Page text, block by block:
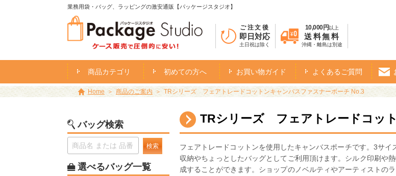
業務用袋・バッグ、ラッピングの激安通販【パッケージスタジオ】
ご注文後
即日対応
土日祝は除く
10,000円 以上
送料無料
沖縄・離島は別途
商品カテゴリ 初めての方へ お買い物ガイド よくあるご質問
Home 商品のご案内 TRシリーズ フェアトレードコットンキャンバスファスナーポーチ No.3
TRシリーズ フェアトレードコッ
フェアトレードコットンを使用したキャンバスポーチです。3サ
収納やちょっとしたバッグとしてご利用頂けます。シルク印刷や
成することができます。ショップのノベルティやアーティストの
バッグ検索
検索
選べるバッグ一覧